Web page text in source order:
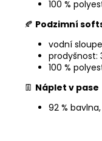
100 %
🍂 Podzimní
vodní
prodyšnost:
100 %
👖 Náplet v pase
92 %